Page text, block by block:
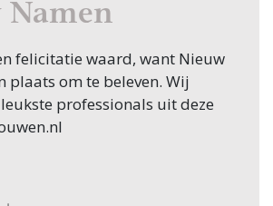
Namen
felicitatie waard, want Nieuw
plaats om te beleven. Wij
professionals uit deze